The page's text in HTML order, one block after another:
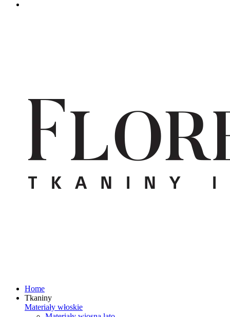
Home
Tkaniny
Materiały włoskie